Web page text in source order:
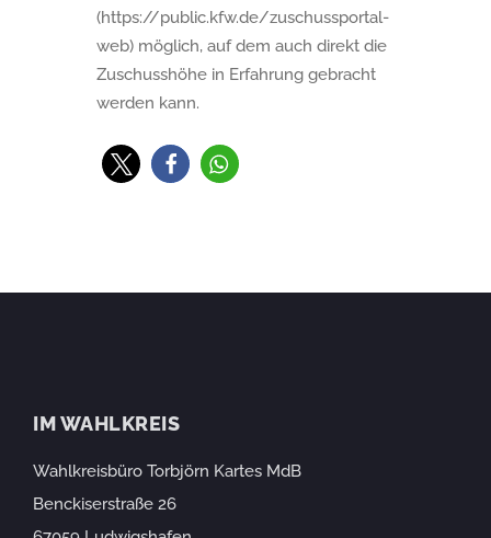
(https://public.kfw.de/zuschussportal-
web) möglich, auf dem auch direkt die
Zuschusshöhe in Erfahrung gebracht
werden kann.
IM WAHLKREIS
Wahlkreisbüro Torbjörn Kartes MdB
Benckiserstraße 26